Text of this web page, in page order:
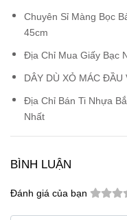
Chuyên Sỉ Màng Bọc
45cm
Địa Chỉ Mua Giấy Bạc
DÂY DÙ XỎ MÁC
Địa Chỉ Bán Ti Nhựa
Nhất
BÌNH LUẬN
Đánh giá của bạn